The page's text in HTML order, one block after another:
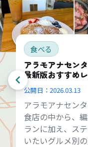
食べる
アラモアナセン
最新版おすすめ
公開日： 2026.03.13
アラモアナセン
食店の中から、
ランに加え、ス
いたいグルメ別